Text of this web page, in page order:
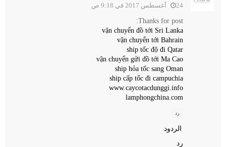
24 أغسطس 2017 في 9:18 ص
Thanks for post:
vận chuyển đồ tới Sri Lanka
vận chuyển tới Bahrain
ship tốc độ đi Qatar
vận chuyển gửi đồ tới Ma Cao
ship hỏa tốc sang Oman
ship cấp tốc đi campuchia
www.caycotacdunggi.info
lamphongchina.com
رد
الردود
رد